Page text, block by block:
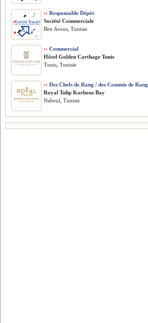
›› Responsable Dépôt
Société Commerciale
Ben Arous, Tunisie
›› Commercial
Hôtel Golden Carthage Tunis
Tunis, Tunisie
›› Des Chefs de Rang / des Commis de Rang
Royal Tulip Korbous Bay
Nabeul, Tunisie